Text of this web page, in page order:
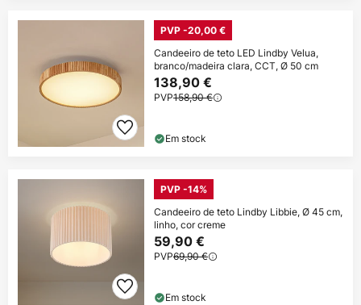
PVP -20,00 €
Candeeiro de teto LED Lindby Velua,
branco/madeira clara, CCT, Ø 50 cm
138,90 €
PVP158,90 €
Em stock
PVP -14%
Candeeiro de teto Lindby Libbie, Ø 45 cm,
linho, cor creme
59,90 €
PVP69,90 €
Em stock